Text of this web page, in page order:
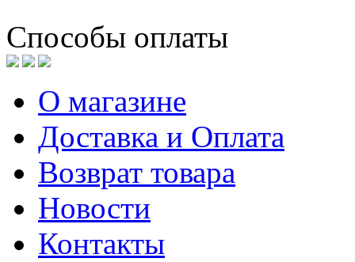
Способы оплаты
О магазине
Доставка и Оплата
Возврат товара
Новости
Контакты